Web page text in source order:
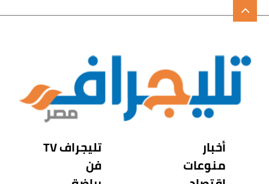
أخبار
منوعات
تليجراف TV
فن